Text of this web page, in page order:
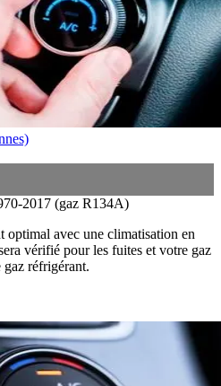
2017 (gaz R134A)
optimal avec une climatisation en
vérifié pour les fuites et votre gaz
gaz réfrigérant.